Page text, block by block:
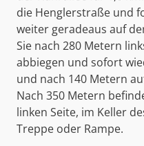
die Henglerstraße und
weiter geradeaus auf
Sie nach 280 Metern
abbiegen und sofort
und nach 140 Metern
Nach 350 Metern
linken Seite, im Keller
Treppe oder Rampe.